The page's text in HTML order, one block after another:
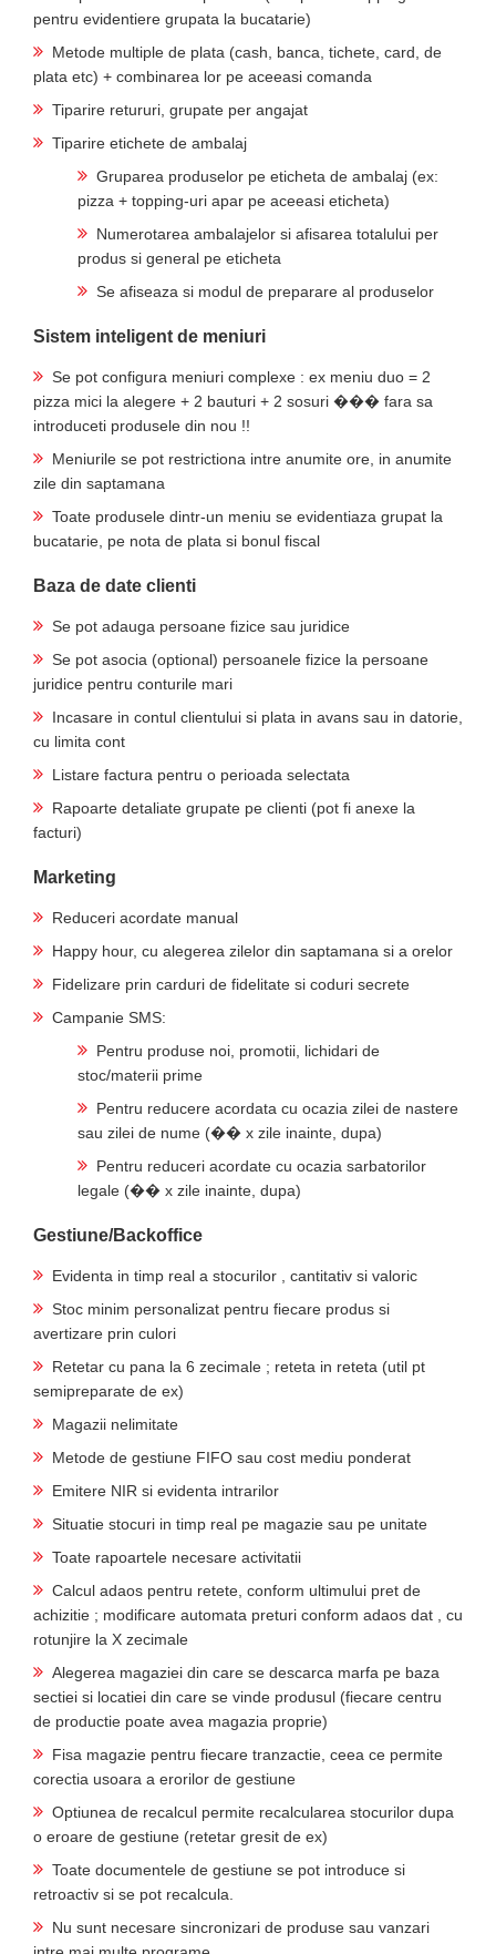
pentru evidentiere grupata la bucatarie)
Metode multiple de plata (cash, banca, tichete, card, de
plata etc) + combinarea lor pe aceeasi comanda
Tiparire retururi, grupate per angajat
Tiparire etichete de ambalaj
Gruparea produselor pe eticheta de ambalaj (ex:
pizza + topping-uri apar pe aceeasi eticheta)
Numerotarea ambalajelor si afisarea totalului per
produs si general pe eticheta
Se afiseaza si modul de preparare al produselor
Sistem inteligent de meniuri
Se pot configura meniuri complexe : ex meniu duo = 2
pizza mici la alegere + 2 bauturi + 2 sosuri ��� fara sa
introduceti produsele din nou !!
Meniurile se pot restrictiona intre anumite ore, in anumite
zile din saptamana
Toate produsele dintr-un meniu se evidentiaza grupat la
bucatarie, pe nota de plata si bonul fiscal
Baza de date clienti
Se pot adauga persoane fizice sau juridice
Se pot asocia (optional) persoanele fizice la persoane
juridice pentru conturile mari
Incasare in contul clientului si plata in avans sau in datorie,
cu limita cont
Listare factura pentru o perioada selectata
Rapoarte detaliate grupate pe clienti (pot fi anexe la
facturi)
Marketing
Reduceri acordate manual
Happy hour, cu alegerea zilelor din saptamana si a orelor
Fidelizare prin carduri de fidelitate si coduri secrete
Campanie SMS:
Pentru produse noi, promotii, lichidari de
stoc/materii prime
Pentru reducere acordata cu ocazia zilei de nastere
sau zilei de nume (�� x zile inainte, dupa)
Pentru reduceri acordate cu ocazia sarbatorilor
legale (�� x zile inainte, dupa)
Gestiune/Backoffice
Evidenta in timp real a stocurilor , cantitativ si valoric
Stoc minim personalizat pentru fiecare produs si
avertizare prin culori
Retetar cu pana la 6 zecimale ; reteta in reteta (util pt
semipreparate de ex)
Magazii nelimitate
Metode de gestiune FIFO sau cost mediu ponderat
Emitere NIR si evidenta intrarilor
Situatie stocuri in timp real pe magazie sau pe unitate
Toate rapoartele necesare activitatii
Calcul adaos pentru retete, conform ultimului pret de
achizitie ; modificare automata preturi conform adaos dat , cu
rotunjire la X zecimale
Alegerea magaziei din care se descarca marfa pe baza
sectiei si locatiei din care se vinde produsul (fiecare centru
de productie poate avea magazia proprie)
Fisa magazie pentru fiecare tranzactie, ceea ce permite
corectia usoara a erorilor de gestiune
Optiunea de recalcul permite recalcularea stocurilor dupa
o eroare de gestiune (retetar gresit de ex)
Toate documentele de gestiune se pot introduce si
retroactiv si se pot recalcula.
Nu sunt necesare sincronizari de produse sau vanzari